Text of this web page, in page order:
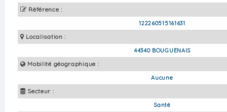
Référence :
122260515161631
Localisation :
44340 BOUGUENAIS
Mobilité géographique :
Aucune
Secteur :
Santé